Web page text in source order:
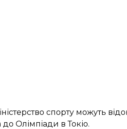
спорту можуть
до Олімпіади в Токіо.